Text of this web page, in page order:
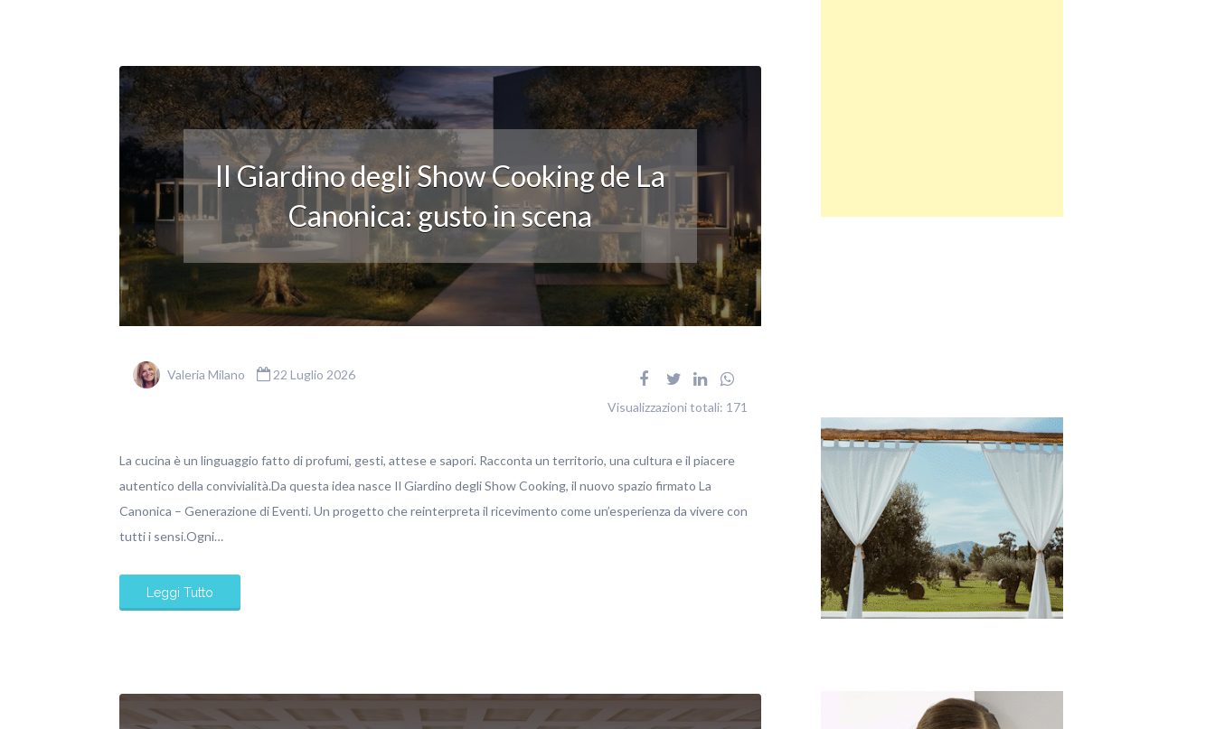
Il Giardino degli Show Cooking de La
Canonica: gusto in scena
Valeria Milano 22 Luglio 2026
Visualizzazioni totali: 171
La cucina è un linguaggio fatto di profumi, gesti, attese e sapori. Racconta un territorio, una cultura e il piacere
autentico della convivialità.Da questa idea nasce Il Giardino degli Show Cooking, il nuovo spazio firmato La
Canonica – Generazione di Eventi. Un progetto che reinterpreta il ricevimento come un’esperienza da vivere con
tutti i sensi.Ogni…
Leggi Tutto